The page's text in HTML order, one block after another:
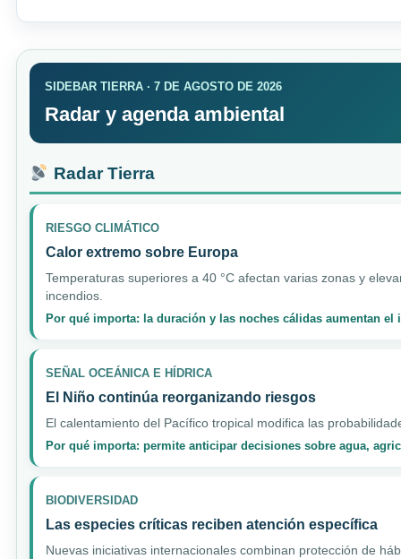
SIDEBAR TIERRA · 7 DE AGOSTO DE 2026
Radar y agenda ambiental
Radar Tierra
RIESGO CLIMÁTICO
Calor extremo sobre Europa
Temperaturas superiores a 40 °C afectan varias zonas y
incendios.
Por qué importa: la duración y las noches cálidas aumentan el
SEÑAL OCEÁNICA E HÍDRICA
El Niño continúa reorganizando riesgos
El calentamiento del Pacífico tropical modifica las
Por qué importa: permite anticipar decisiones sobre agua,
BIODIVERSIDAD
Las especies críticas reciben atención específica
Nuevas iniciativas internacionales combinan protección de